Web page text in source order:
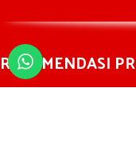
REKOMENDASI